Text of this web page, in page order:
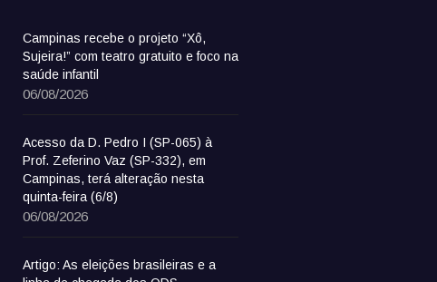
Campinas recebe o projeto “Xô,
Sujeira!” com teatro gratuito e foco na
saúde infantil
06/08/2026
Acesso da D. Pedro I (SP-065) à
Prof. Zeferino Vaz (SP-332), em
Campinas, terá alteração nesta
quinta-feira (6/8)
06/08/2026
Artigo: As eleições brasileiras e a